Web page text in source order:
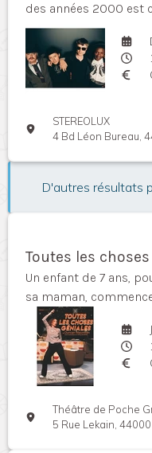
des années 2000 est
STEREOLUX
4 Bd Léon Bureau,
D'autres résultats
Toutes les
Un enfant de 7 ans,
sa maman,
Théâtre de Poche
5 Rue Lekain,